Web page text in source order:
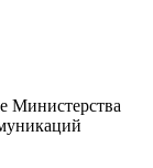
Министерства